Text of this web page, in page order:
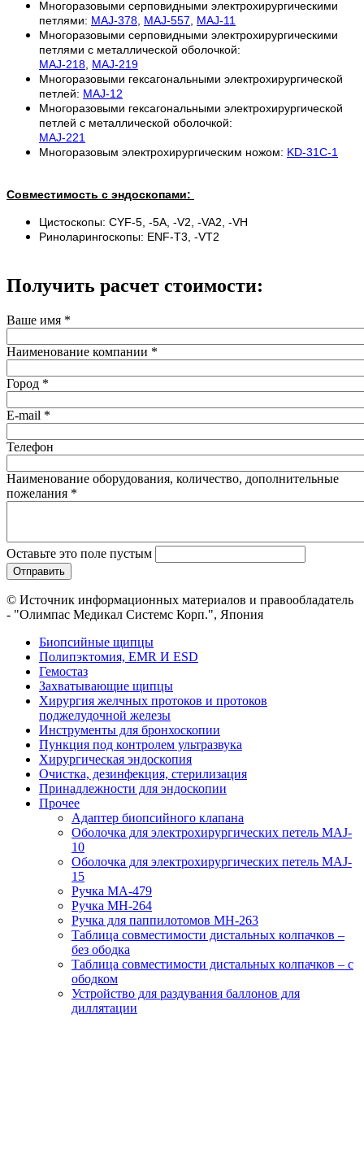
Многоразовыми серповидными электрохирургическими
петлями: MAJ-378 MAJ-557
MAJ-11
Многоразовыми серповидными электрохирургическими
петлями с металлической оболочкой:
MAJ-218 MAJ-219
Многоразовыми гексагональными электрохирургической
петлей: MAJ-12
Многоразовыми гексагональными электрохирургической
петлей с металлической оболочкой:
MAJ-221
Многоразовым электрохирургическим ножом: KD-31C-1
Совместимость с эндоскопами:
Цистоскопы: CYF-5, -5A, -V2, -VA2, -VH
Риноларингоскопы: ENF-T3, -VT2
Получить расчет стоимости:
Ваше имя *
Наименование компании *
Город *
E-mail *
Телефон
Наименование оборудования, количество, дополнительные
пожелания *
Оставьте это поле пустым
© Источник информационных материалов и правообладатель
- "Олимпас Медикал Системс Корп.", Япония
Биопсийные щипцы
Полипэктомия, EMR И ESD
Гемостаз
Захватывающие щипцы
Хирургия желчных протоков и протоков
поджелудочной железы
Инструменты для бронхоскопии
Пункция под контролем ультразвука
Хирургическая эндоскопия
Очистка, дезинфекция, стерилизация
Принадлежности для эндоскопии
Прочее
Aдаптер биопсийного клапана
Оболочка для электрохирургических петель MAJ-
10
Оболочка для электрохирургических петель MAJ-
15
Ручка MA-479
Ручка MH-264
Ручка для паппилотомов MH-263
Таблица совместимости дистальных колпачков –
без ободка
Таблица совместимости дистальных колпачков – с
ободком
Устройство для раздувания баллонов для
диллятации